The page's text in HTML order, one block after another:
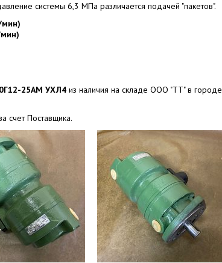
системы 6,3 МПа различается подачей "пакетов".
мин)
25АМ УХЛ4 из наличия на складе ООО "ТТ" в городе
счет Поставщика.